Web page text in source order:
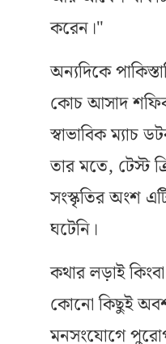
করেন।"
অন্যদিকে
কোচ আসাদ
স্বাভাবিক ম্যাচ
তার মতে, টেস্ট
সংস্কৃতির অংশ
ঘটেনি।
কথার লড়াই
কোনো কিছুই
মনসংযোগে